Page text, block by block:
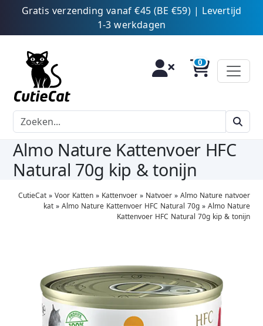
Gratis verzending vanaf €45 (BE €59) | Levertijd
1-3 werkdagen
Almo Nature Kattenvoer HFC
Natural 70g kip & tonijn
CutieCat» Voor Katten» Kattenvoer» Natvoer» Almo Nature natvoer
kat» Almo Nature Kattenvoer HFC Natural 70g» Almo Nature
Kattenvoer HFC Natural 70g kip & tonijn